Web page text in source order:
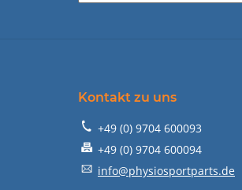
Kontakt zu uns
+49 (0) 9704 600093
+49 (0) 9704 600094
info@physiosportparts.de